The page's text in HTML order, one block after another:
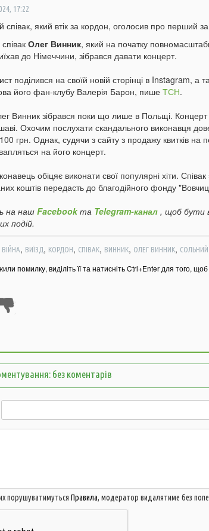
17:22
Олег Винник, який на початку
до Німеччини, зібрався давати концерт.
поділився на своїй новій сторінці в Instagram, а
його фан-клубу Валерія Барон, пишеТСН.
Винник зібрався поки що лише в Польщі. Концерт
Охочим послухати скандального виконавця
грн. Однак, судячи з сайту з продажу квитків на
на його концерт.
обіцяє виконати свої популярні хіти.
коштів передасть до благодійного фонду
на нашFacebookта Telegram-канал , щоб бути
подій.
ВІЙНА, ВИЇЗД, КОРДОН, СПІВАК, ВИННИК, ОЛЕГ ВИННИК,
помилку, виділіть її та натисніть Ctrl+Enter для того,
без коментарів
порушуватимуться Правила, модератор видалятиме без